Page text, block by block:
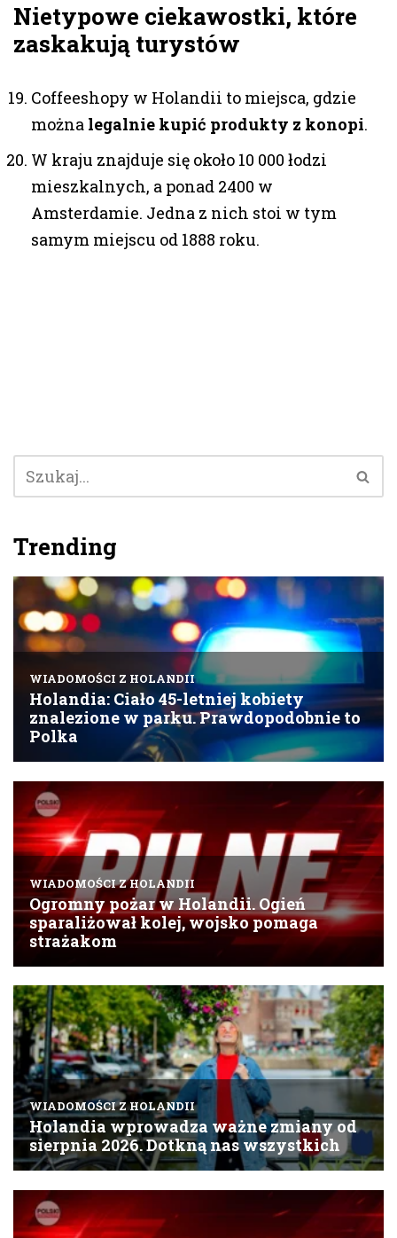
Nietypowe ciekawostki, które
zaskakują turystów
Coffeeshopy w Holandii to miejsca, gdzie
można legalnie kupić produkty z konopi.
W kraju znajduje się około 10 000 łodzi
mieszkalnych, a ponad 2400 w
Amsterdamie. Jedna z nich stoi w tym
samym miejscu od 1888 roku.
Trending